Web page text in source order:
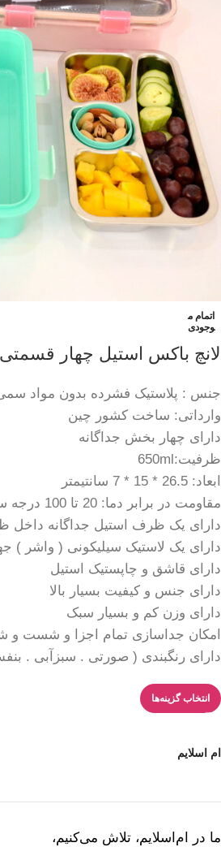
اتمام م
وجودی
لانچ باکس استیل چهار قسمتی Lax Son
جنس : پلاستیک فشرده بدون مواد
وارداتی: ساخت کشور چین
دارای چهار بخش جداگانه
ظرفیت:650ml
ابعاد: ‌26.5 * 15 * 7 سانتیمتر
مقاومت در برابر دما: 20 تا 100 درجه سانتی گراد
دارای یک ظرف استیل جداگانه داخل
دارای یک لاستیک سیلیکونی ( واشر )
دارای قاشق و چاپستیک استیل
دارای جنس و کیفیت بسیار بالا
دارای وزن کم و بسیار سبک
امکان جداسازی تمام اجزا و شست
دارای رنگبندی (‌ صورتی . سبزآبی .
انتخاب گزینه‌ها
ام اسلایم
ما در ام‌اسلایم، تلاش می‌کنیم،